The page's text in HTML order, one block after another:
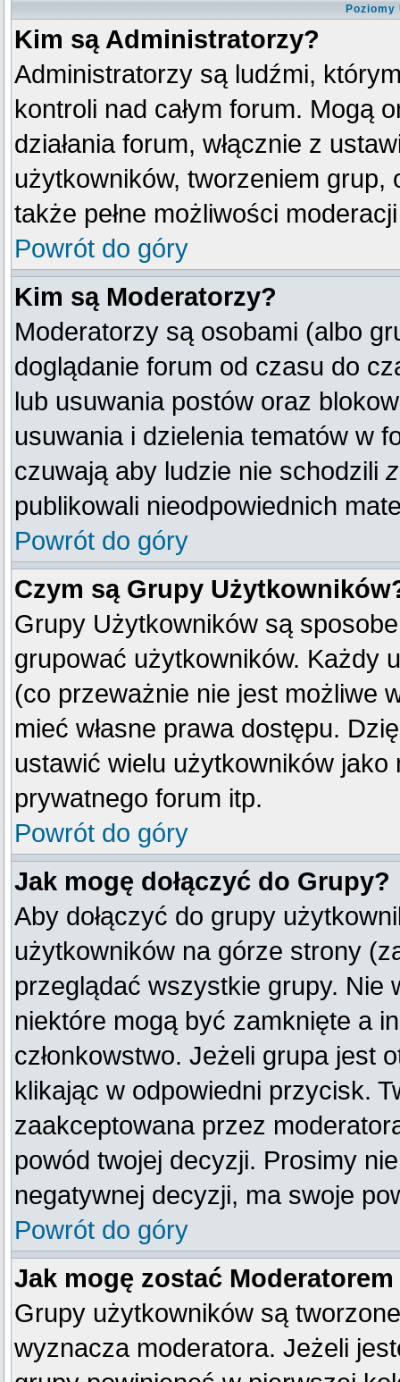
Kim są Administratorzy?
Administratorzy są ludźmi,
kontroli nad całym forum. Mogą
działania forum, włącznie z
użytkowników, tworzeniem grup,
także pełne możliwości
Powrót do góry
Kim są Moderatorzy?
Moderatorzy są osobami (albo
doglądanie forum od czasu do
lub usuwania postów oraz
usuwania i dzielenia tematów w
czuwają aby ludzie nie schodzili
publikowali nieodpowiednich
Powrót do góry
Czym są Grupy
Grupy Użytkowników są
grupować użytkowników. Każdy
(co przeważnie nie jest możliwe
mieć własne prawa dostępu.
ustawić wielu użytkowników
prywatnego forum itp.
Powrót do góry
Jak mogę dołączyć do Grupy?
Aby dołączyć do grupy
użytkowników na górze strony
przeglądać wszystkie grupy. Nie
niektóre mogą być zamknięte a
członkowstwo. Jeżeli grupa jest
klikając w odpowiedni przycisk.
zaakceptowana przez
powód twojej decyzji. Prosimy
negatywnej decyzji, ma swoje
Powrót do góry
Jak mogę zostać
Grupy użytkowników są
wyznacza moderatora. Jeżeli